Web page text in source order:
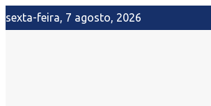
sexta-feira, 7 agosto, 2026